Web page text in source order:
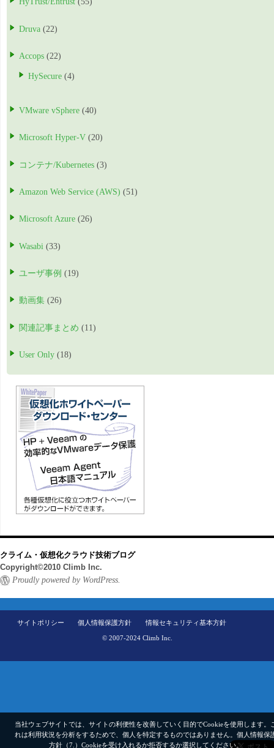
Druva (22)
Accops (22)
HySecure (4)
VMware vSphere (40)
Microsoft Hyper-V (20)
コンテナ/Kubernetes (3)
Amazon Web Service (AWS) (51)
Microsoft Azure (26)
Wasabi (33)
ユーザ事例 (19)
動画集 (26)
関連記事まとめ (11)
User Only (18)
クライム・仮想化クラウド技術ブログ
Copyright©2010 Climb Inc.
Proudly powered by WordPress.
サイトポリシー 個人情報保護方針 情報セキュリティ基本方針
© 2007-2024 Climb Inc.
当社ウェブサイトでは、サイトの利便性を改善していく目的でCookieを使用します。
れは利用状況を分析をするためで、個人を特定するものではありません。 個人情報保
方針（7.） Cookieを受け入れるか拒否するか選択してください。